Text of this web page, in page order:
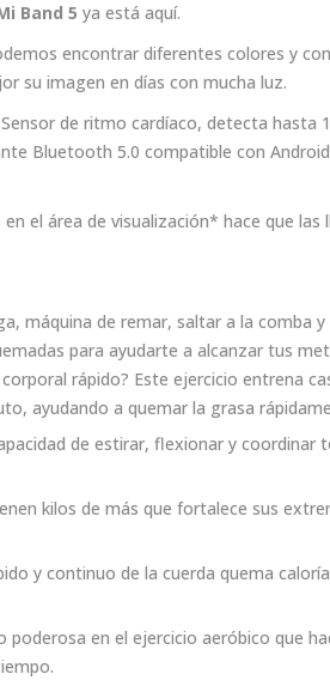
Band 5 ya está aquí.
encontrar diferentes colores y
su imagen en días con mucha luz.
de ritmo cardíaco, detecta hasta
Bluetooth 5.0 compatible con
el área de visualización* hace que
máquina de remar, saltar a la comba
para ayudarte a alcanzar tus
rápido? Este ejercicio entrena
ayudando a quemar la grasa
de estirar, flexionar y coordinar
kilos de más que fortalece sus
y continuo de la cuerda quema
poderosa en el ejercicio aeróbico que